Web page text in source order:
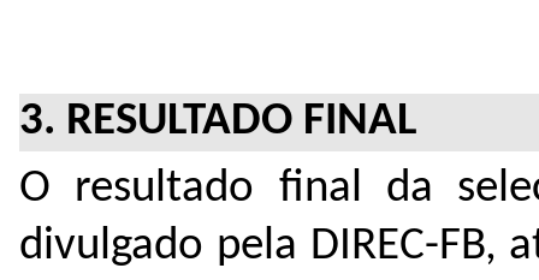
3. RESULTADO FINAL
O resultado final da
divulgado pela DIREC-FB,